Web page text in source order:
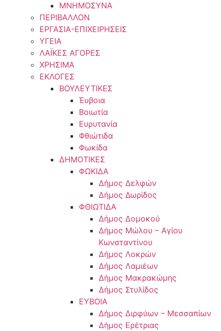
ΜΝΗΜΟΣΥΝΑ
ΠΕΡΙΒΑΛΛΟΝ
ΕΡΓΑΣΙΑ-ΕΠΙΧΕΙΡΗΣΕΙΣ
ΥΓΕΙΑ
ΛΑΪΚΕΣ ΑΓΟΡΕΣ
ΧΡΗΣΙΜΑ
ΕΚΛΟΓΕΣ
ΒΟΥΛΕΥΤΙΚΕΣ
Έυβοια
Βοιωτία
Ευρυτανία
Φθιώτιδα
Φωκίδα
ΔΗΜΟΤΙΚΕΣ
ΦΩΚΙΔΑ
Δήμος Δελφών
Δήμος Δωρίδος
ΦΘΙΩΤΙΔΑ
Δήμος Δομοκού
Δήμος Μώλου – Αγίου
Κωνσταντίνου
Δήμος Λοκρών
Δήμος Λαμιέων
Δήμος Μακρακώμης
Δήμος Στυλίδος
ΕΥΒΟΙΑ
Δήμος Διρφύων – Μεσσαπίων
Δήμος Ερέτριας